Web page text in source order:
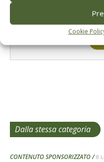
Cookie
I consigli di
Dalla stessa categoria
CONTENUTO SPONSORIZZATO 8